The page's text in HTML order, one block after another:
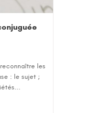
les
: le sujet ;